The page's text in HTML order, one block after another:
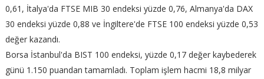
0,61, İtalya'da FTSE MIB 30 endeksi yüzde 0,76, Almanya'da DAX
30 endeksi yüzde 0,88 ve İngiltere'de FTSE 100 endeksi yüzde 0,53
değer kazandı.
Borsa İstanbul'da BIST 100 endeksi, yüzde 0,17 değer kaybederek
günü 1.150 puandan tamamladı. Toplam işlem hacmi 18,8 milyar